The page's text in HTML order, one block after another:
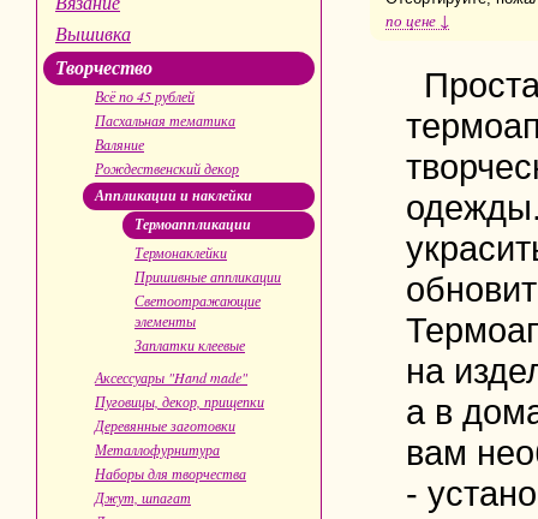
Вышивка
Творчество
Всё по 45 рублей
Пасхальная тематика
Валяние
Рождественский декор
Аппликации и наклейки
Термоаппликации
Термонаклейки
Пришивные аппликации
Светоотражающие
элементы
Заплатки клеевые
Аксессуары "Hand made"
Пуговицы, декор, прищепки
Деревянные заготовки
Металлофурнитура
Наборы для творчества
Джут, шпагат
по цене ↓
термо
на
а в
вам
-